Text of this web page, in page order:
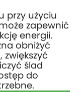
przy użyciu
zapewnić
energii.
obniżyć
zwiększyć
ślad
do